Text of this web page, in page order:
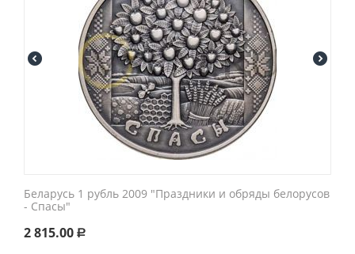
Беларусь 1 рубль 2009 "Праздники и обряды белорусов
- Спасы"
2 815.00 Р